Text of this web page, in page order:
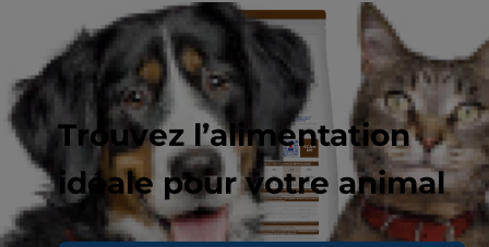
Trouvez l’alimentation
idéale pour votre animal